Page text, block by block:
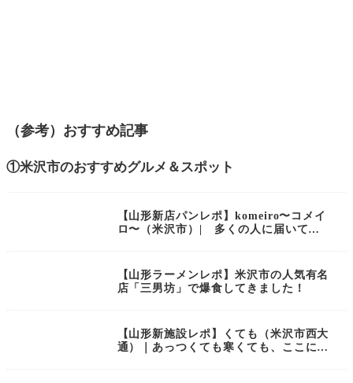
⁡（参考）おすすめ記事
①米沢市のおすすめグルメ＆スポット
【山形新店パンレポ】komeiro〜コメイ
ロ〜（米沢市）| 多くの人に届いてほ
【山形ラーメンレポ】米沢市の人気有名
店「三男坊」で爆食してきました！
【山形新施設レポ】くても（米沢市西大
通）｜あっつくても寒くても、ここに集